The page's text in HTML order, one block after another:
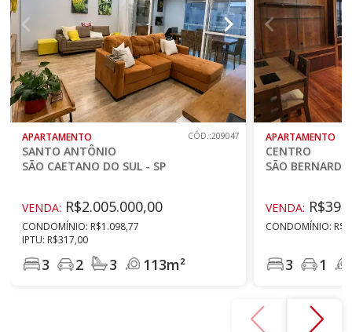
APARTAMENTO
SANTO ANTÔNIO
SÃO CAETANO DO SUL - SP
CÓD.:209047
VENDA: R$2.005.000,00
CONDOMÍNIO: R$1.098,77
IPTU: R$317,00
3 2 3 113m²
APARTAMENTO
CENTRO
SÃO
VENDA:
CONDOMÍNIO:
3 1